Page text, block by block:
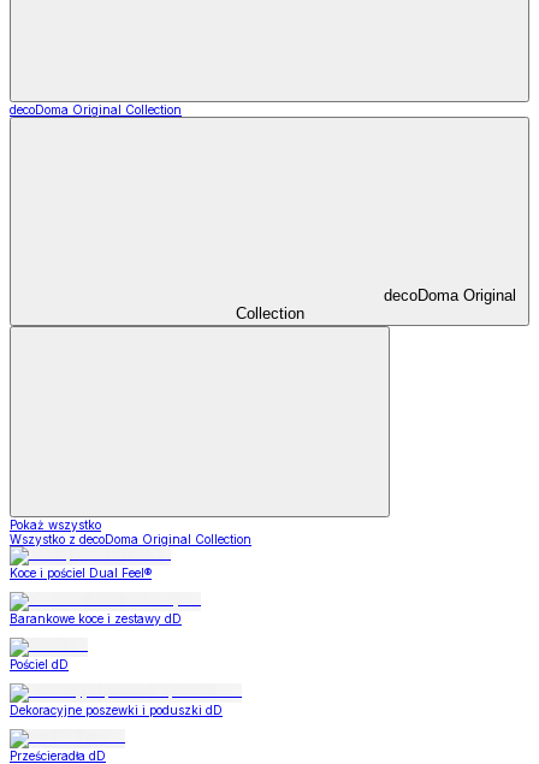
decoDoma Original Collection
decoDoma Original
Collection
Pokaż wszystko
Wszystko z decoDoma Original Collection
Koce i pościel Dual Feel®
Barankowe koce i zestawy dD
Pościel dD
Dekoracyjne poszewki i poduszki dD
Prześcieradła dD